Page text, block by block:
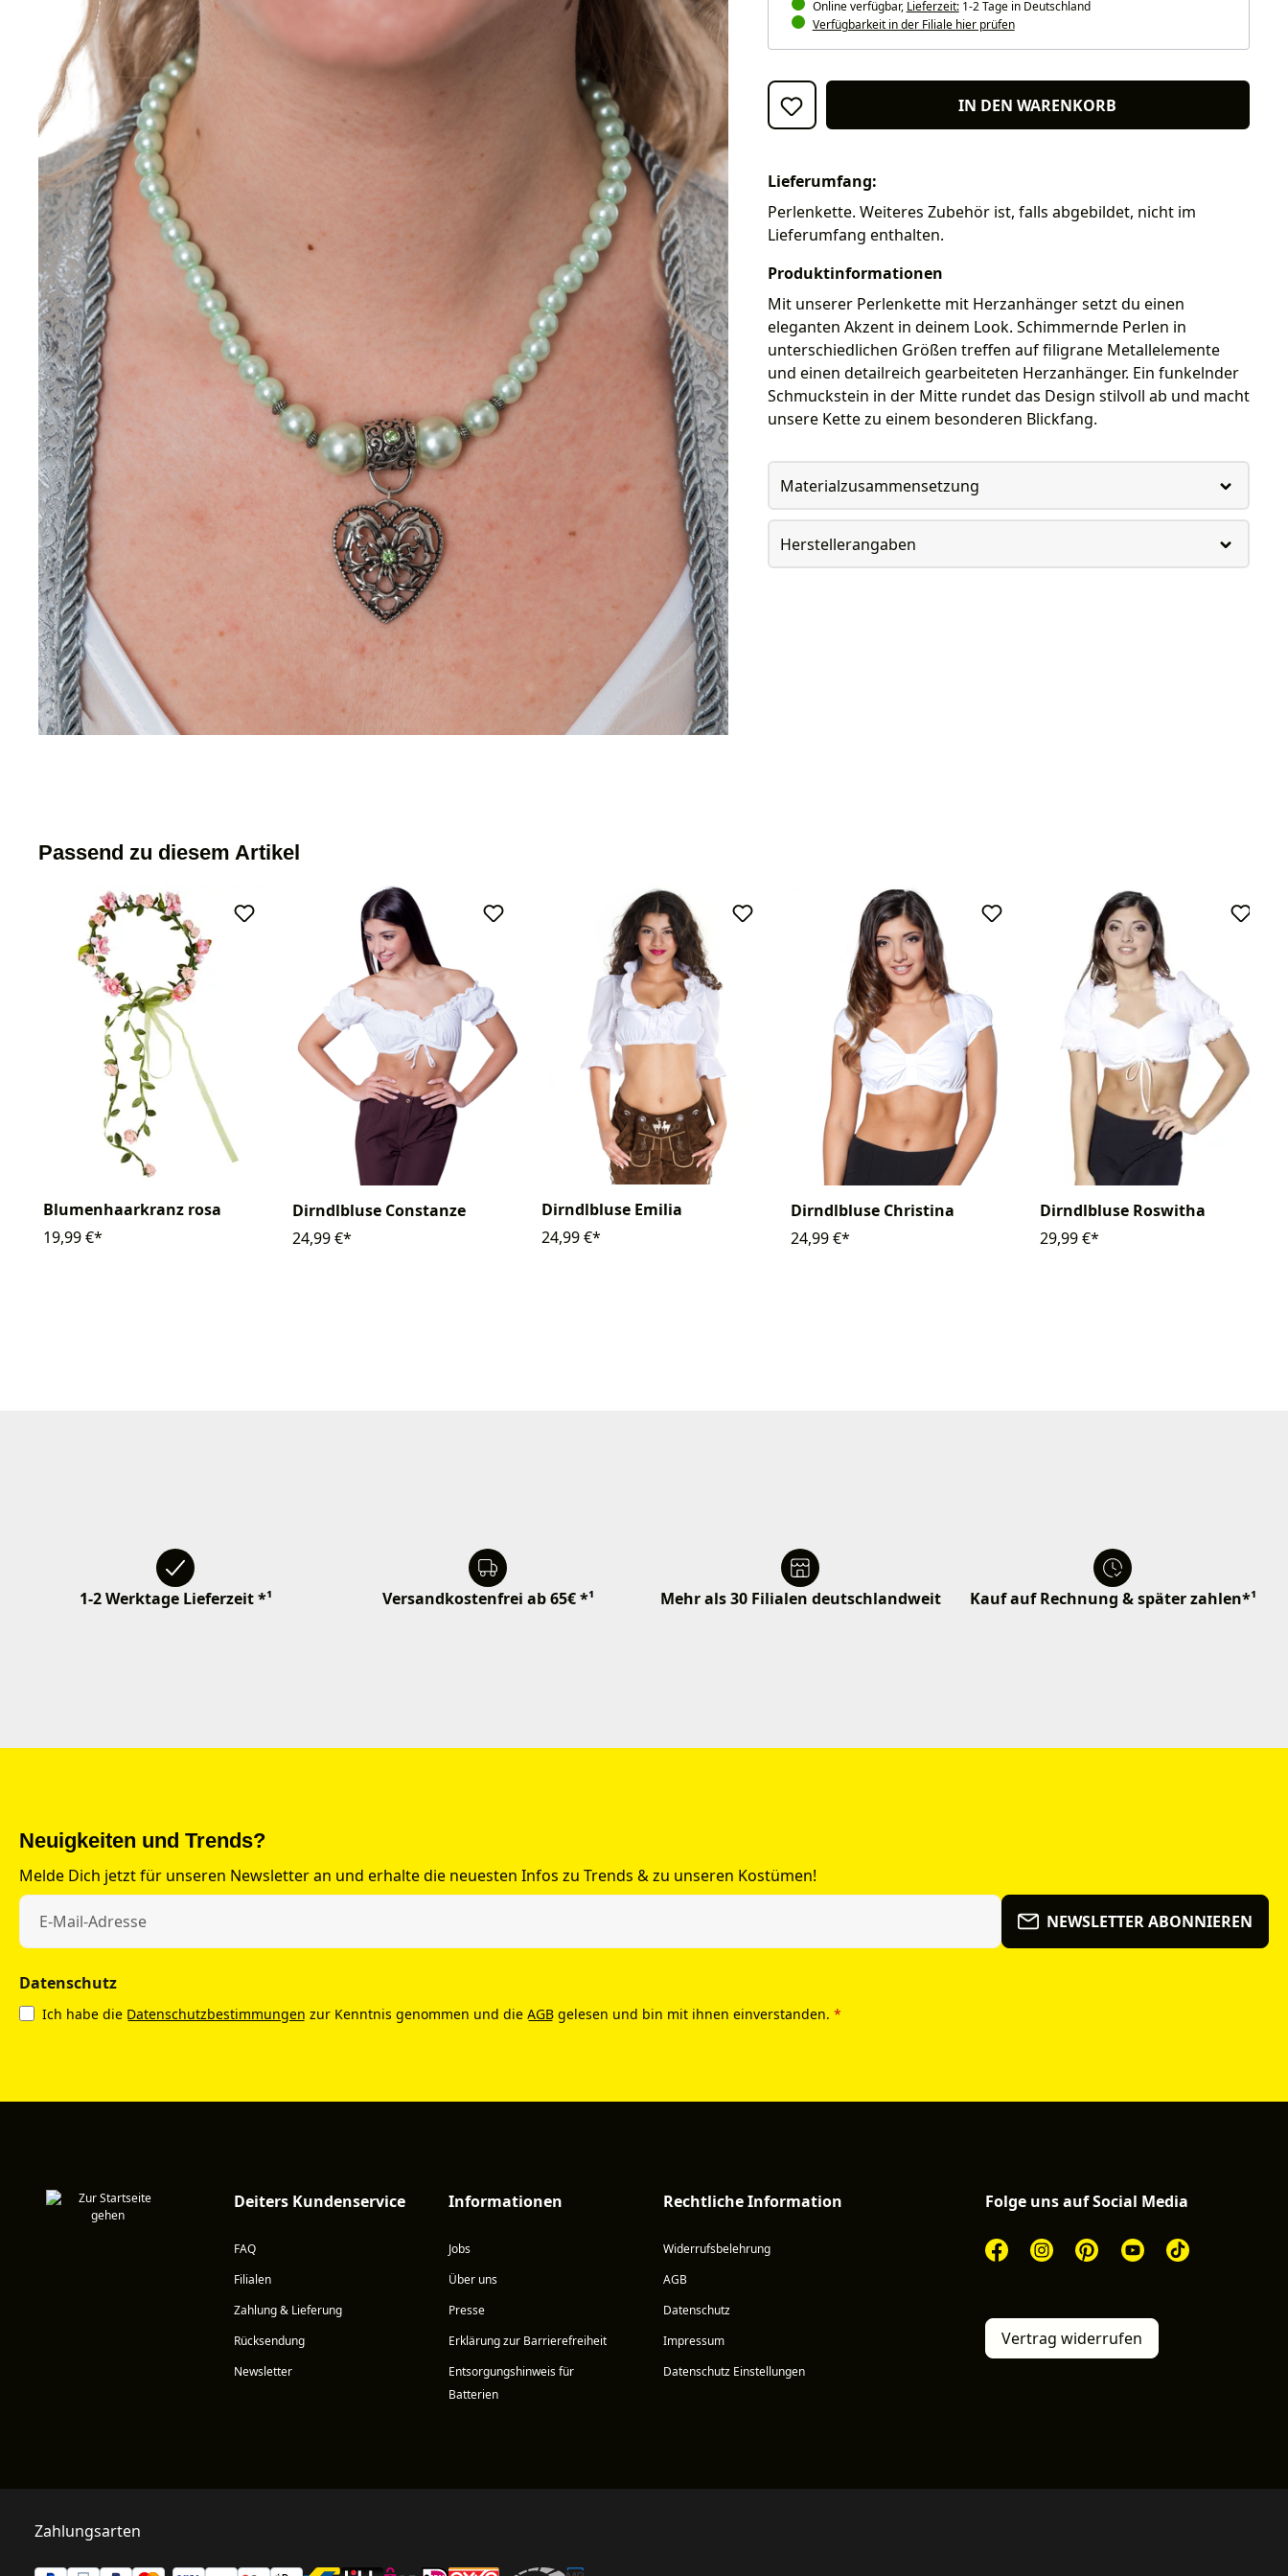
Online verfügbar, Lieferzeit:1-2 Tage in Deutschland
Verfügbarkeit in der Filiale hier prüfen
IN DEN WARENKORB
Lieferumfang:
Perlenkette. Weiteres Zubehör ist, falls abgebildet, nicht im
Lieferumfang enthalten.
Produktinformationen
Mit unserer Perlenkette mit Herzanhänger setzt du einen
eleganten Akzent in deinem Look. Schimmernde Perlen in
unterschiedlichen Größen treffen auf filigrane Metallelemente
und einen detailreich gearbeiteten Herzanhänger. Ein funkelnder
Schmuckstein in der Mitte rundet das Design stilvoll ab und macht
unsere Kette zu einem besonderen Blickfang.
Materialzusammensetzung
Herstellerangaben
Passend zu diesem Artikel
Blumenhaarkranz rosa
19,99 €*
Dirndlbluse Constanze
24,99 €*
Dirndlbluse Emilia
24,99 €*
Dirndlbluse Christina
24,99 €*
Dirndlbluse Roswitha
29,99 €*
1-2 Werktage Lieferzeit *¹ Versandkostenfrei ab 65€ *¹ Mehr als 30 Filialen deutschlandweit Kauf auf Rechnung & später zahlen*¹
Neuigkeiten und Trends?
Melde Dich jetzt für unseren Newsletter an und erhalte die neuesten Infos zu Trends & zu unseren Kostümen!
NEWSLETTER ABONNIEREN
Datenschutz
Ich habe die Datenschutzbestimmungen zur Kenntnis genommen und die AGB gelesen und bin mit ihnen einverstanden. *
Deiters Kundenservice
FAQ
Filialen
Zahlung & Lieferung
Rücksendung
Newsletter
Informationen
Jobs
Über uns
Presse
Erklärung zur Barrierefreiheit
Entsorgungshinweis für
Batterien
Rechtliche Information
Widerrufsbelehrung
AGB
Datenschutz
Impressum
Datenschutz Einstellungen
Folge uns auf Social Media
Vertrag widerrufen
Zahlungsarten